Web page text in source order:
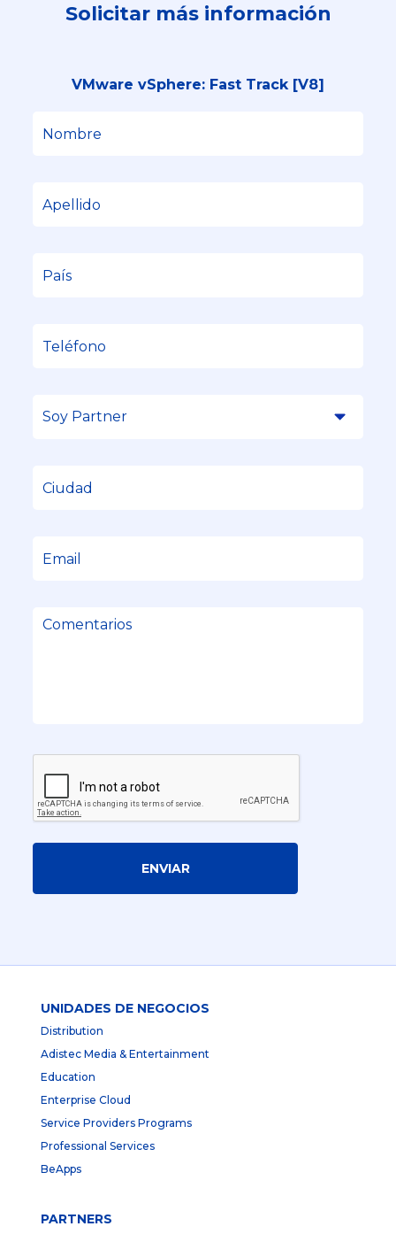
Solicitar más información
VMware vSphere: Fast Track [V8]
ENVIAR
UNIDADES DE NEGOCIOS
Distribution
Adistec Media & Entertainment
Education
Enterprise Cloud
Service Providers Programs
Professional Services
BeApps
PARTNERS